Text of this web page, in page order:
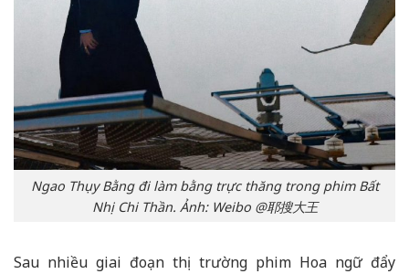
Ngao Thụy Bằng đi làm bằng trực thăng trong phim Bất
Nhị Chi Thần. Ảnh: Weibo @耶搜大王
Sau nhiều giai đoạn thị trường phim Hoa ngữ đẩy